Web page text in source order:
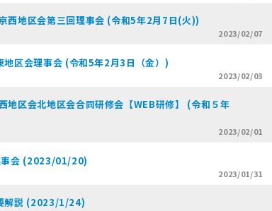
西地区会第三回理事会 (令和5年2月7日(火))
2023/02/07
区会理事会 (令和5年2月3日（金）)
2023/02/03
地区会北地区会合同研修会【WEB研修】 (令和５年
2023/02/01
事会 (2023/01/20)
2023/01/31
解説 (2023/1/24)